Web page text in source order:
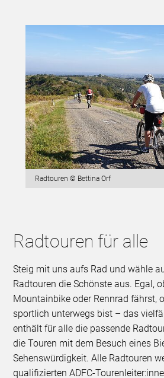
Radtouren © Bettina Orf
Radtouren für alle
Steig mit uns aufs Rad und wähle
Radtouren die Schönste aus. Egal,
Mountainbike oder Rennrad fährst,
sportlich unterwegs bist – das
enthält für alle die passende
die Touren mit dem Besuch eines
Sehenswürdigkeit. Alle Radtouren
qualifizierten ADFC-